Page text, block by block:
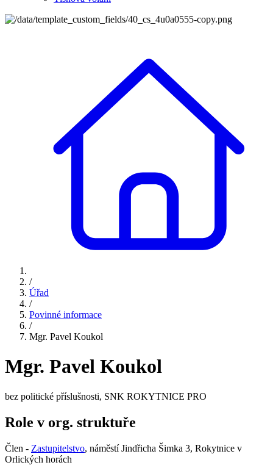
/
Úřad
/
Povinné informace
/
Mgr. Pavel Koukol
Mgr. Pavel Koukol
bez politické příslušnosti, SNK ROKYTNICE PRO
Role v org. struktuře
Člen - Zastupitelstvo, náměstí Jindřicha Šimka 3, Rokytnice v
Orlických horách